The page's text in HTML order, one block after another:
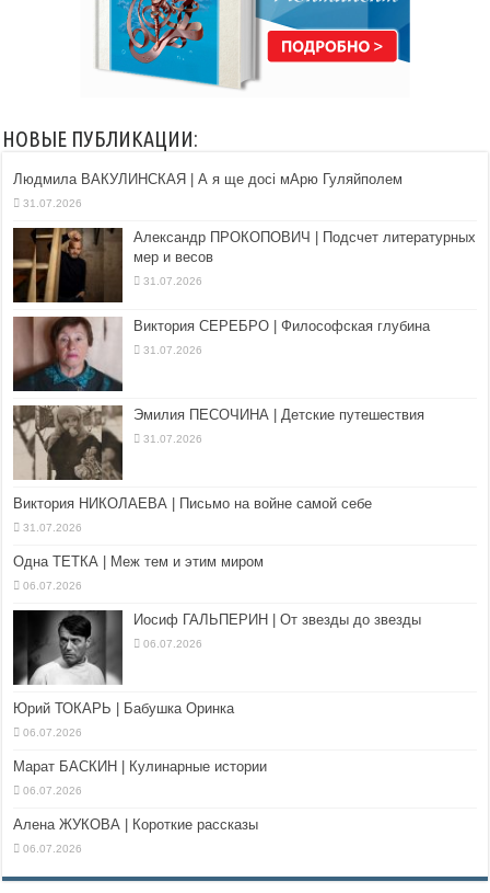
НОВЫЕ ПУБЛИКАЦИИ:
Людмила ВАКУЛИНСКАЯ | А я ще досі мАрю Гуляйполем
31.07.2026
Александр ПРОКОПОВИЧ | Подсчет литературных
мер и весов
31.07.2026
Виктория СЕРЕБРО | Философская глубина
31.07.2026
Эмилия ПЕСОЧИНА | Детские путешествия
31.07.2026
Виктория НИКОЛАЕВА | Письмо на войне самой себе
31.07.2026
Одна ТЕТКА | Меж тем и этим миром
06.07.2026
Иосиф ГАЛЬПЕРИН | От звезды до звезды
06.07.2026
Юрий ТОКАРЬ | Бабушка Оринка
06.07.2026
Марат БАСКИН | Кулинарные истории
06.07.2026
Алена ЖУКОВА | Короткие рассказы
06.07.2026